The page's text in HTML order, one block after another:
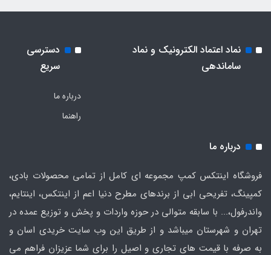
نماد اعتماد الکترونیک و نماد
ساماندهی
دسترسی
سریع
درباره ما
راهنما
درباره ما
فروشگاه اینتکس کمپ مجموعه ای کامل از تمامی محصولات بادی،
کمپینگ، تفریحی ابی از برندهای مطرح دنیا اعم از اینتکس، اینتایم،
واندرفول،... با سابقه متوالی در حوزه واردات و پخش و توزیع عمده در
تهران و شهرستان میباشد و از طریق این وب سایت خریدی اسان و
به صرفه با قیمت های تجاری و اصیل را برای شما عزیزان فراهم می